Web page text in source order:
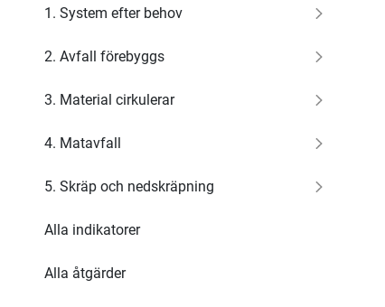
1. System efter behov
2. Avfall förebyggs
3. Material cirkulerar
4. Matavfall
5. Skräp och nedskräpning
Alla indikatorer
Alla åtgärder